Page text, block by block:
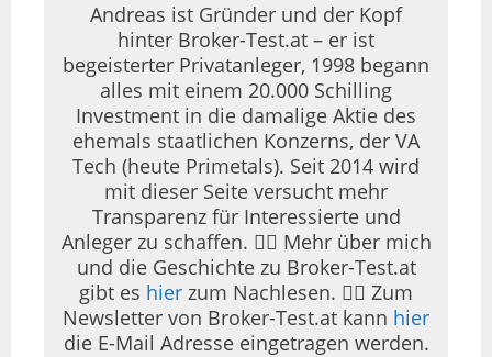
Andreas ist Gründer und der Kopf
hinter Broker-Test.at – er ist
begeisterter Privatanleger, 1998 begann
alles mit einem 20.000 Schilling
Investment in die damalige Aktie des
ehemals staatlichen Konzerns, der VA
Tech (heute Primetals). Seit 2014 wird
mit dieser Seite versucht mehr
Transparenz für Interessierte und
Anleger zu schaffen. 👉🏽 Mehr über mich
und die Geschichte zu Broker-Test.at
gibt es hier zum Nachlesen. 👉🏽 Zum
Newsletter von Broker-Test.at kann hier
die E-Mail Adresse eingetragen werden.